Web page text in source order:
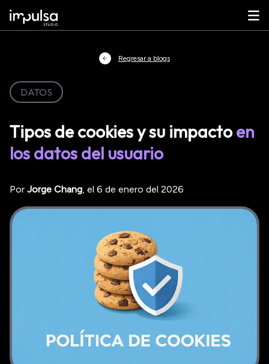
Regresar a blogs
DATOS
Tipos de cookies y su impacto en
los datos del usuario
Por Jorge Chang, el 6 de enero del 2026